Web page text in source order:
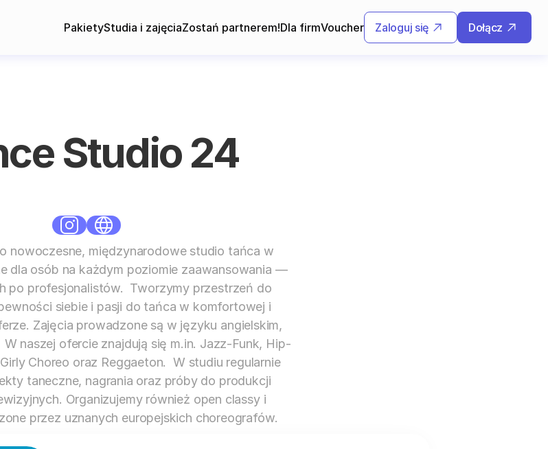
PakietyStudia i zajęciaZostań partnerem!Dla firmVoucher Zaloguj się Dołącz
Studio 24
nowoczesne, międzynarodowe studio tańca w
dla osób na każdym poziomie zaawansowania —
po profesjonalistów.  Tworzymy przestrzeń do
siebie i pasji do tańca w komfortowej i
Zajęcia prowadzone są w języku angielskim,
W naszej ofercie znajdują się m.in. Jazz-Funk, Hip-
Choreo oraz Reggaeton.  W studiu regularnie
taneczne, nagrania oraz próby do produkcji
Organizujemy również open classy i
przez uznanych europejskich choreografów.